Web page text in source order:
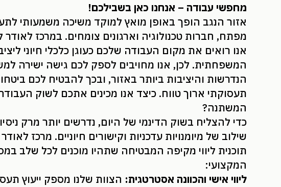
מחפשי עבודה – אנחנו כאן בשבילכם!
אזור הנגב הופך באופן מואץ למוקד משיכה משמעותי
מפתח, חברות טכנולוגיה וארגונים צומחים. במרכז
אנו רואים את מקום העבודה שלכם כעוגן כלכלי חיוני
המשפחתית. לכן, אנו מחויבים לספק לכם גישה ישירה
הנדרשות והיציבות ביותר באזור, ובכך להבטיח לכם
תעסוקתי ארוך טווח. כיצד אנו מכינים אתכם לשוק
המשתנה?
כדי להצליח בשוק הדינמי של היום, נדרשים יותר מרק
שילוב של מיומנויות עדכניות וקישורים חיוניים. מרכז
תוכנית ליווי מקיפה המבטיחה שתהיו מוכנים לכל שלב
המקצועי:
ליווי אישי והכוונה אסטרטגית: הצוות שלנו מספק ייעוץ